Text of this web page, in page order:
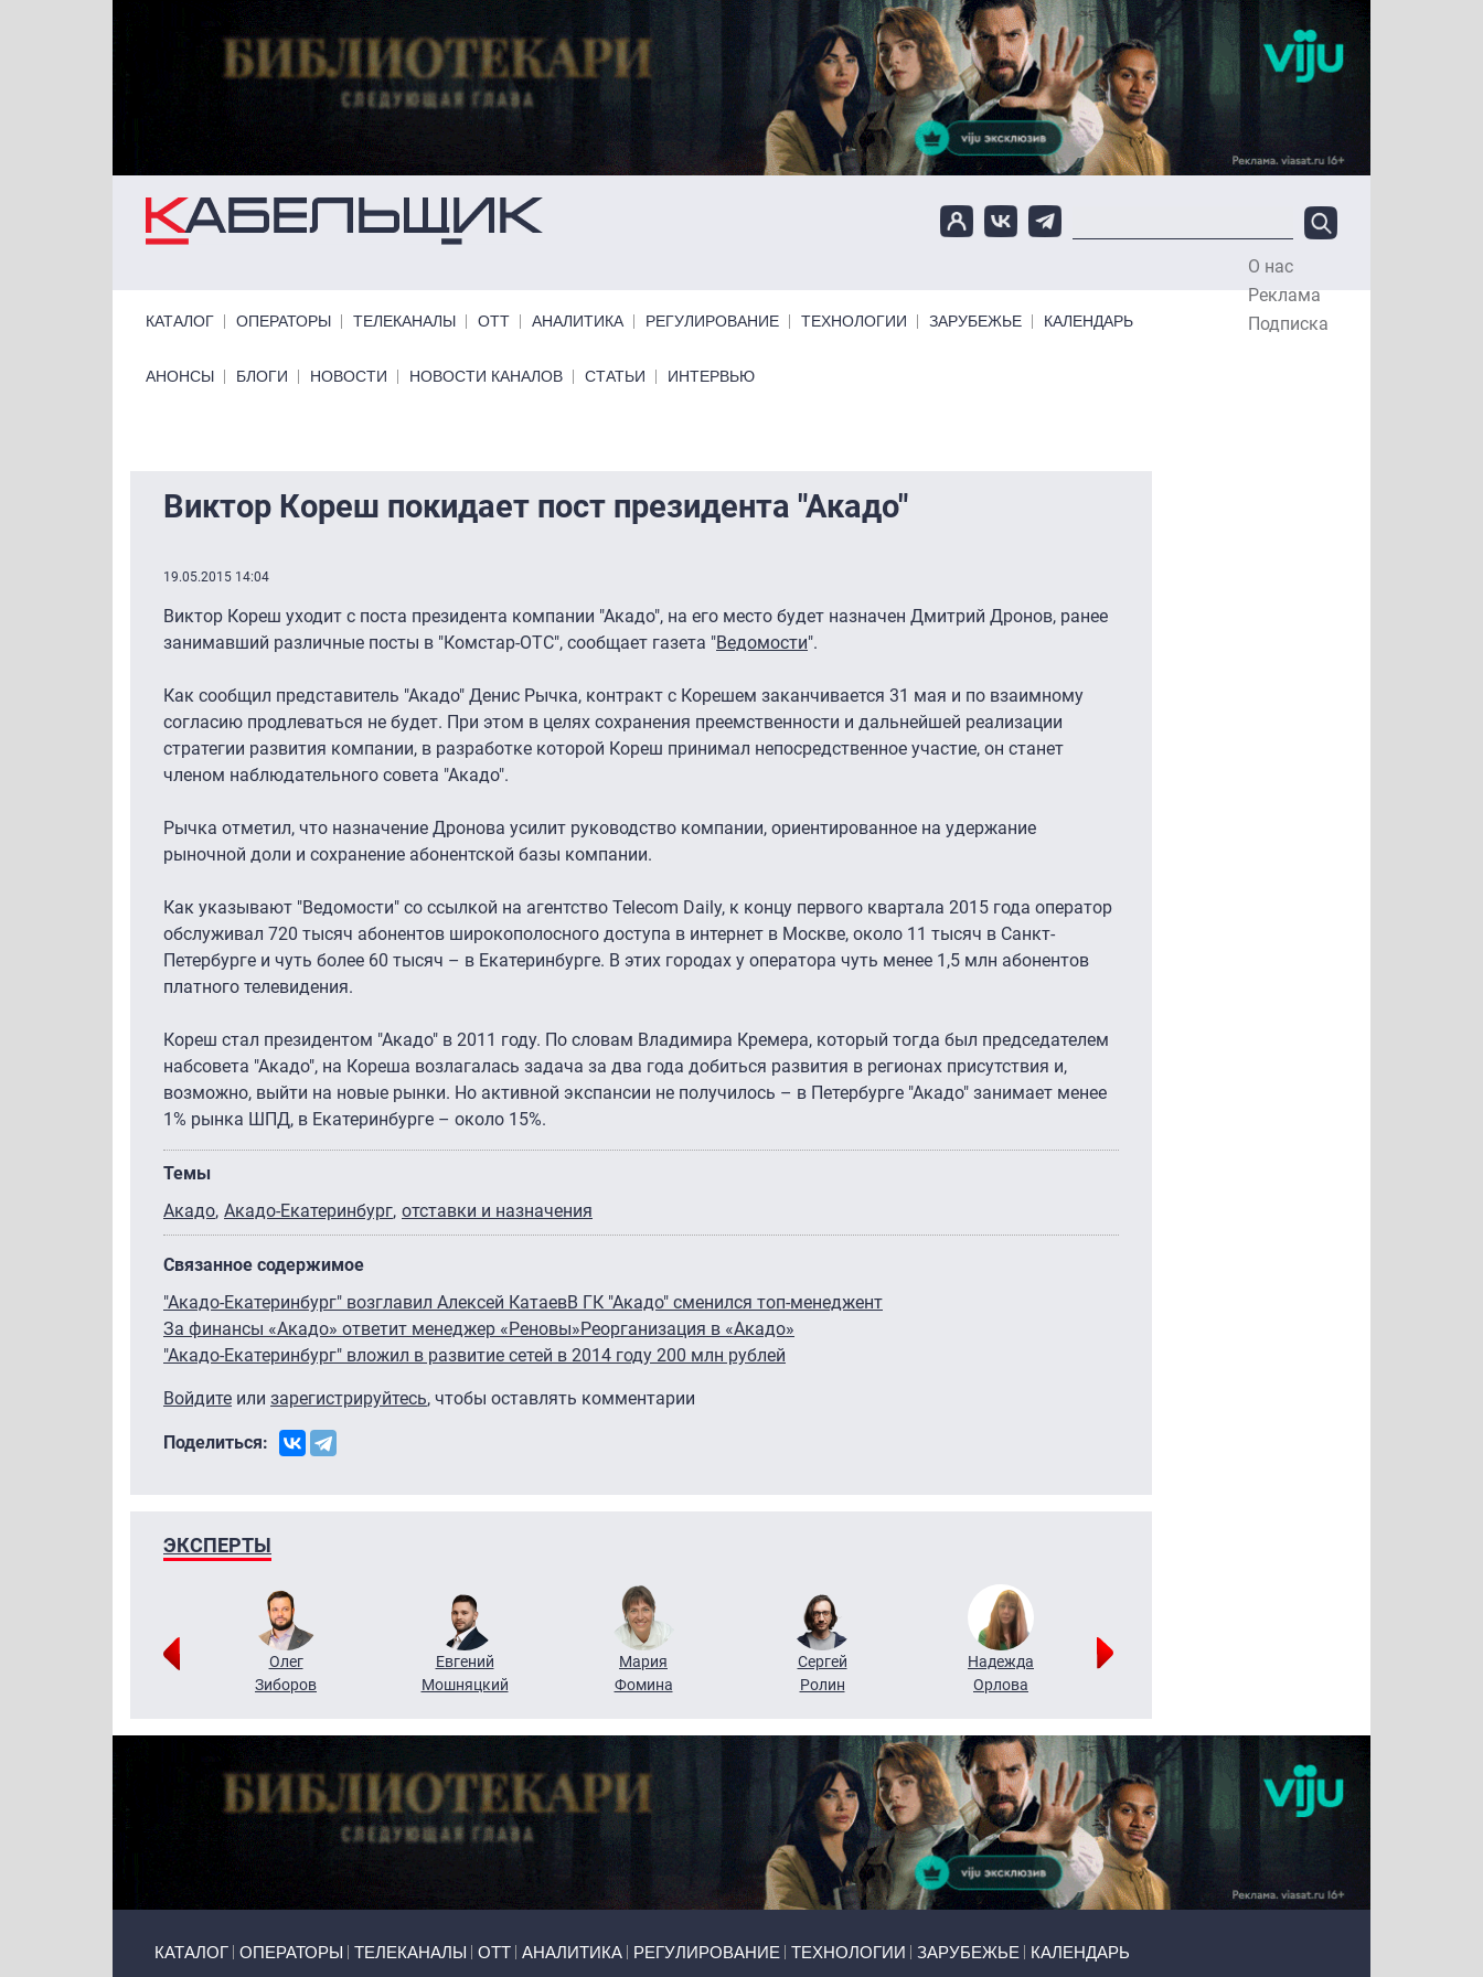
О нас
Реклама
Подписка
КАТАЛОГ ОПЕРАТОРЫ ТЕЛЕКАНАЛЫ ОТТ АНАЛИТИКА РЕГУЛИРОВАНИЕ ТЕХНОЛОГИИ ЗАРУБЕЖЬЕ КАЛЕНДАРЬ
Primary links bottom
АНОНСЫ БЛОГИ НОВОСТИ НОВОСТИ КАНАЛОВ СТАТЬИ ИНТЕРВЬЮ
Виктор Кореш покидает пост президента "Акадо"
19.05.2015 14:04
Виктор Кореш уходит с поста президента компании "Акадо", на его место будет назначен Дмитрий Дронов, ранее
занимавший различные посты в "Комстар-ОТС", сообщает газета "Ведомости".
Как сообщил представитель "Акадо" Денис Рычка, контракт с Корешем заканчивается 31 мая и по взаимному
согласию продлеваться не будет. При этом в целях сохранения преемственности и дальнейшей реализации
стратегии развития компании, в разработке которой Кореш принимал непосредственное участие, он станет
членом наблюдательного совета "Акадо".
Рычка отметил, что назначение Дронова усилит руководство компании, ориентированное на удержание
рыночной доли и сохранение абонентской базы компании.
Как указывают "Ведомости" со ссылкой на агентство Telecom Daily, к концу первого квартала 2015 года оператор
обслуживал 720 тысяч абонентов широкополосного доступа в интернет в Москве, около 11 тысяч в Санкт-
Петербурге и чуть более 60 тысяч – в Екатеринбурге. В этих городах у оператора чуть менее 1,5 млн абонентов
платного телевидения.
Кореш стал президентом "Акадо" в 2011 году. По словам Владимира Кремера, который тогда был председателем
набсовета "Акадо", на Кореша возлагалась задача за два года добиться развития в регионах присутствия и,
возможно, выйти на новые рынки. Но активной экспансии не получилось – в Петербурге "Акадо" занимает менее
1% рынка ШПД, в Екатеринбурге – около 15%.
Темы
Акадо Акадо-Екатеринбург отставки и назначения
Связанное содержимое
"Акадо-Екатеринбург" возглавил Алексей КатаевВ ГК "Акадо" сменился топ-менеджент
За финансы «Акадо» ответит менеджер «Реновы»Реорганизация в «Акадо»
"Акадо-Екатеринбург" вложил в развитие сетей в 2014 году 200 млн рублей
Войдите или зарегистрируйтесь, чтобы оставлять комментарии
Поделиться:
ЭКСПЕРТЫ
Олег
Зиборов
Евгений
Мошняцкий
Мария
Фомина
Сергей
Ролин
Надежда
Орлова
КАТАЛОГ ОПЕРАТОРЫ ТЕЛЕКАНАЛЫ ОТТ АНАЛИТИКА РЕГУЛИРОВАНИЕ ТЕХНОЛОГИИ ЗАРУБЕЖЬЕ КАЛЕНДАРЬ